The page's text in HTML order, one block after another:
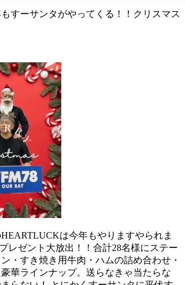
すーサンタがやってくる！！クリスマス
は今年もやりますやられま
レゼント大放出！！合計28名様にステー
・すき焼き用牛肉・ハムの詰め合わせ・
華ラインナップ。送らなきゃ当たらな